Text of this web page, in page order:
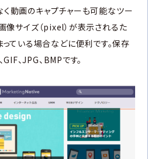
く動画のキャプチャーも可能なツー
像サイズ（pixel）が表示されるた
ている場合などに便利です。保存
、JPG、BMPです。